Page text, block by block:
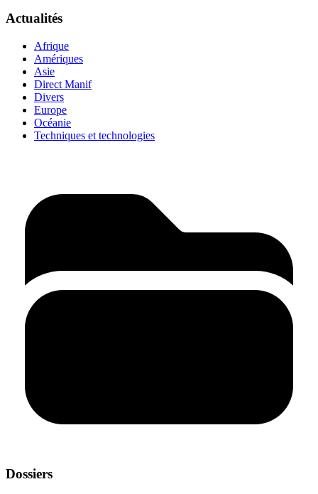
Actualités
Afrique
Amériques
Asie
Direct Manif
Divers
Europe
Océanie
Techniques et technologies
Dossiers